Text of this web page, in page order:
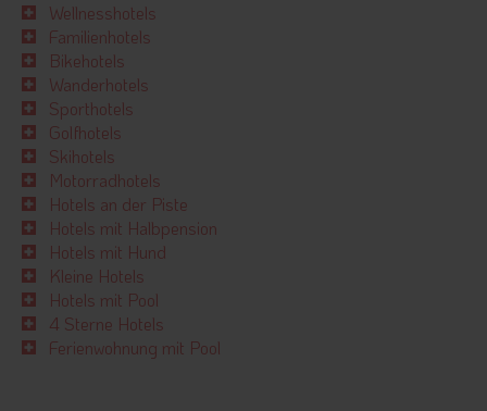
Wellnesshotels
Familienhotels
Bikehotels
Wanderhotels
Sporthotels
Golfhotels
Skihotels
Motorradhotels
Hotels an der Piste
Hotels mit Halbpension
Hotels mit Hund
Kleine Hotels
Hotels mit Pool
4 Sterne Hotels
Ferienwohnung mit Pool